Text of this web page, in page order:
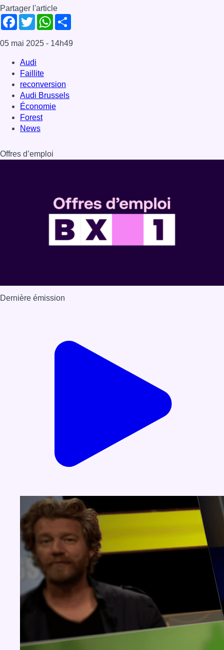
Partager l'article
Facebook
TwitterWhatsApp
05 mai 2025 - 14h49
Audi
Faillite
reconversion
Audi Brussels
Économie
Forest
News
Offres d’emploi
Dernière émission